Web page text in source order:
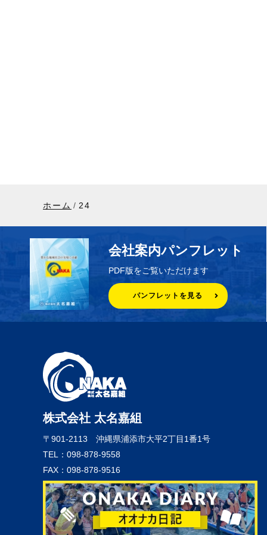
ホーム 24
会社案内パンフレット
PDF版をご覧いただけます
パンフレットを見る
株式会社 太名嘉組
〒901-2113 沖縄県浦添市大平2丁目1番1号
TEL：098-878-9558
FAX：098-878-9516